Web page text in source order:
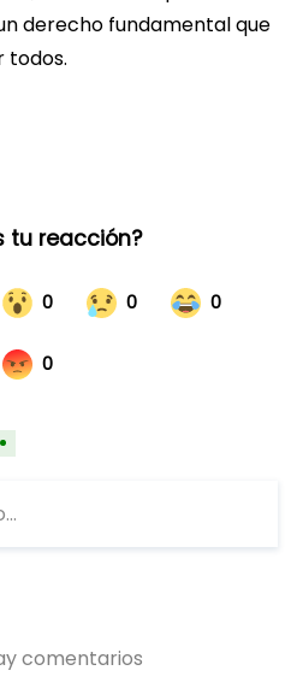
derecho fundamental que
todos.